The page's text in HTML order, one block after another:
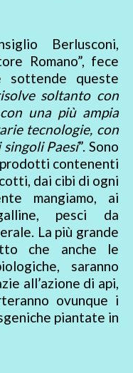
Berlusconi,
Romano”, fece
sottende queste
soltanto con
una più ampia
tecnologie, con
Paesi”. Sono
contenenti
dai cibi di ogni
mangiamo, ai
pesci da
La più grande
che anche le
saranno
all’azione di api,
ovunque i
piantate in